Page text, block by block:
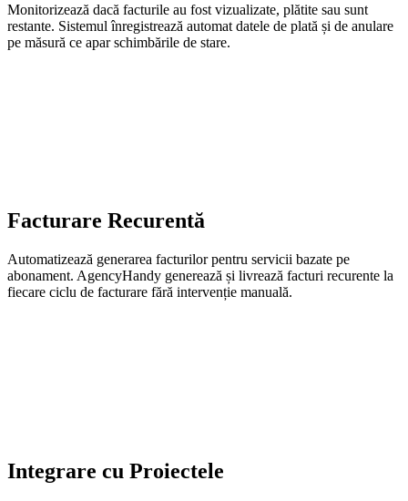
Monitorizează dacă facturile au fost vizualizate, plătite sau sunt
restante. Sistemul înregistrează automat datele de plată și de anulare
pe măsură ce apar schimbările de stare.
Facturare Recurentă
Automatizează generarea facturilor pentru servicii bazate pe
abonament. AgencyHandy generează și livrează facturi recurente la
fiecare ciclu de facturare fără intervenție manuală.
Integrare cu Proiectele